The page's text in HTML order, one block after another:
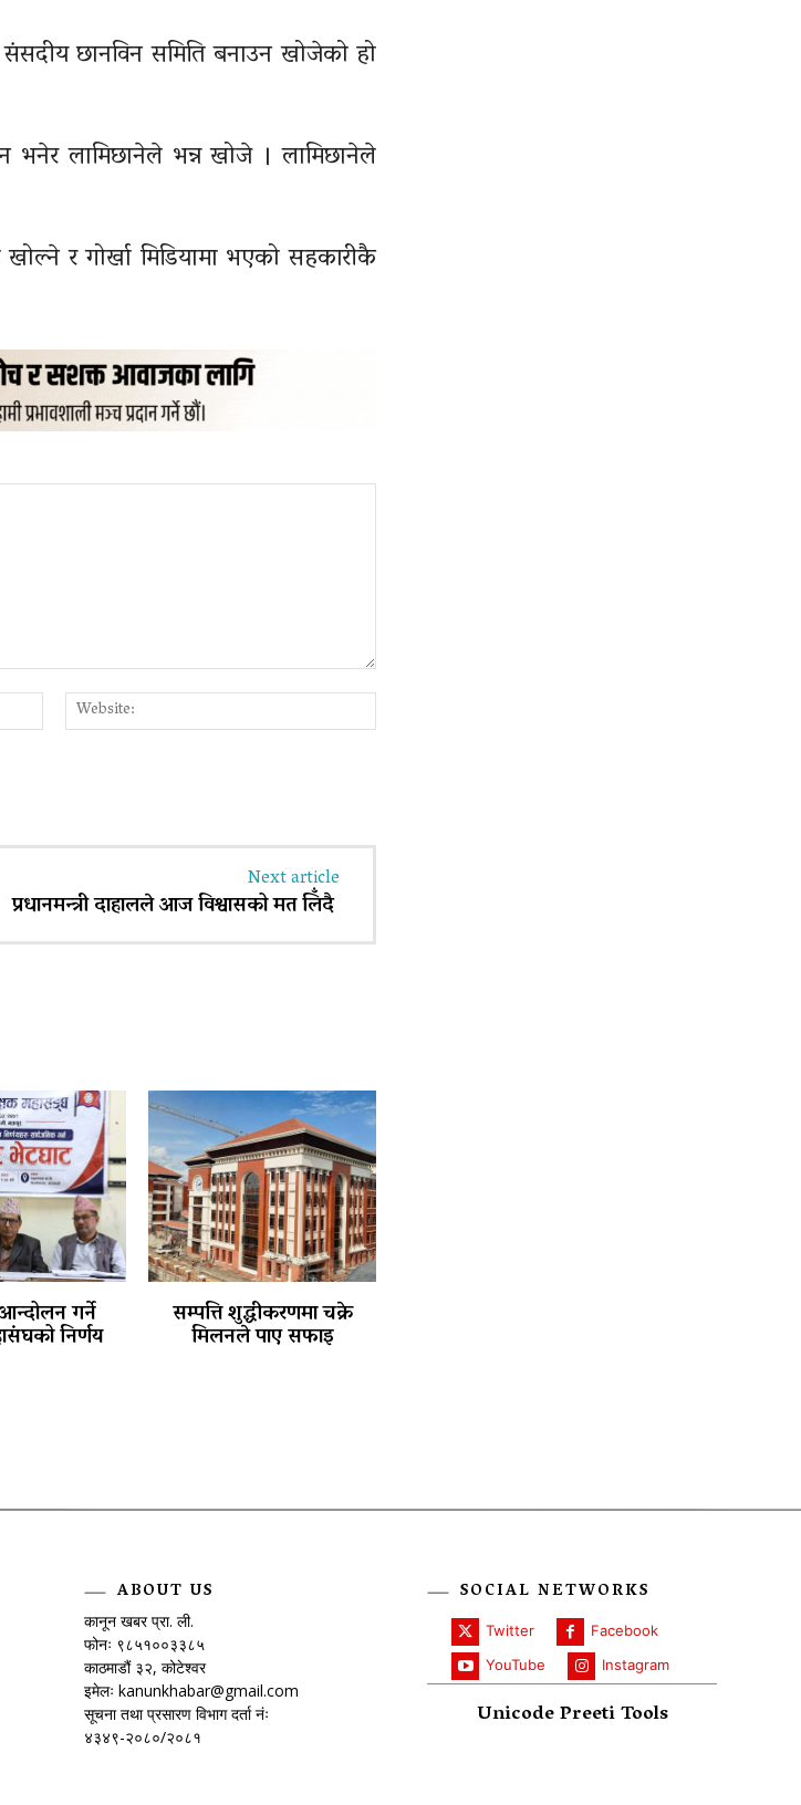
छानविन समिति बनाउन खोजेको हो
भनेर लामिछानेले भन्न खोजे । लामिछानेले
र गोर्खा मिडियामा भएको सहकारीकै
Email:*
Next article
प्रधानमन्त्री दाहालले आज विश्वासको मत लिँदै
गर्ने
निर्णय
सम्पत्ति शुद्धीकरणमा चक्रे
मिलनले पाए सफाइ
ABOUT US
कानून खबर प्रा. ली.
फोनः ९८५१००३३८५
काठमाडौं ३२, कोटेश्वर
इमेलः kanunkhabar@gmail.com
सूचना तथा प्रसारण विभाग दर्ता नंः
४३४९-२०८०/२०८१
SOCIAL NETWORKS
Twitter
Facebook
YouTube
Instagram
Unicode Preeti Tools